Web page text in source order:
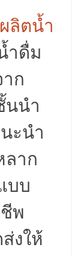
ผลิตน้ำ
ำดื่ม
าก
นนำ
ะนำ
ลาก
บบ
พ
งให้